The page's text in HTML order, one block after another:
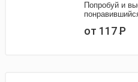
Попробуй и
от 117Р